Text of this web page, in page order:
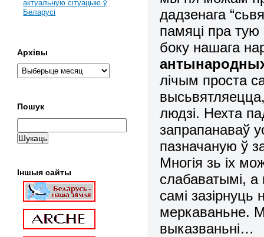
дадзенага
памяці пра тую
боку нашага
лічым проста
людзі. Нехта
запрапанаваў
пазначаную ў
Многія зь іх
слабаватымі,
самі
меркаваньне.
выказваньні…
актуальную сітуацыю ў
Беларусі
Архівы
Пошук
Іншыя сайты